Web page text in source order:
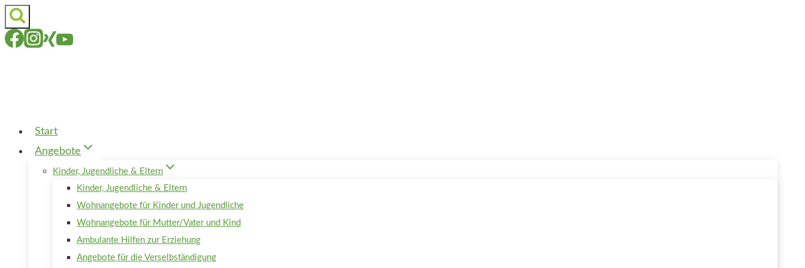
Zum
Inhalt
springen
Start
Angebote
Kinder, Jugendliche & Eltern
Kinder, Jugendliche & Eltern
Wohnangebote für Kinder und Jugendliche
Wohnangebote für Mutter/Vater und Kind
Ambulante Hilfen zur Erziehung
Angebote für die Verselbständigung